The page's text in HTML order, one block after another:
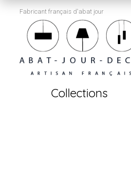
Fabricant français d'abat jour
Collections